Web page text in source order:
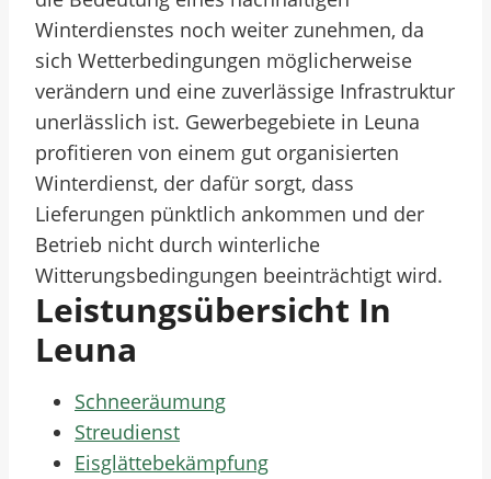
Winterdienstes noch weiter zunehmen, da
sich Wetterbedingungen möglicherweise
verändern und eine zuverlässige Infrastruktur
unerlässlich ist. Gewerbegebiete in Leuna
profitieren von einem gut organisierten
Winterdienst, der dafür sorgt, dass
Lieferungen pünktlich ankommen und der
Betrieb nicht durch winterliche
Witterungsbedingungen beeinträchtigt wird.
Leistungsübersicht In
Leuna
Schneeräumung
Streudienst
Eisglättebekämpfung